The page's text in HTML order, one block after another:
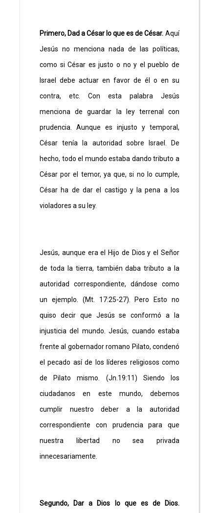
Primero, Dad a César lo que es de César. Aquí
Jesús no menciona nada de las políticas,
como si César es justo o no y el pueblo de
Israel debe actuar en favor de él o en su
contra, etc. Con esta palabra Jesús
menciona de guardar la ley terrenal con
prudencia. Aunque es injusto y temporal,
César tenía la autoridad sobre Israel. De
hecho, todo el mundo estaba dando tributo a
César por el temor, ya que, si no lo cumple,
César ha de dar el castigo y la pena a los
violadores a su ley.
Jesús, aunque era el Hijo de Dios y el Señor
de toda la tierra, también daba tributo a la
autoridad correspondiente, dándose como
un ejemplo. (Mt. 17:25-27). Pero Esto no
quiso decir que Jesús se conformó a la
injusticia del mundo. Jesús, cuando estaba
frente al gobernador romano Pilato, condenó
el pecado así de los líderes religiosos como
de Pilato mismo. (Jn.19:11) Siendo los
ciudadanos en este mundo, debemos
cumplir nuestro deber a la autoridad
correspondiente con prudencia para que
nuestra libertad no sea privada
innecesariamente.
Segundo, Dar a Dios lo que es de Dios.